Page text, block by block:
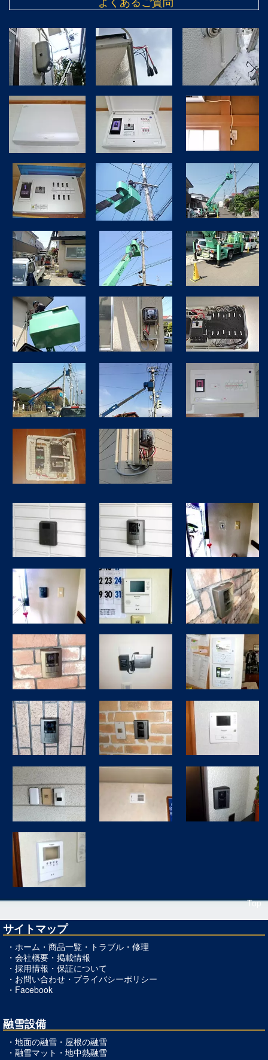
Top
サイトマップ
・ ホーム ・ 商品一覧 ・ トラブル・修理
・ 会社概要 ・ 掲載情報
・ 採用情報 ・ 保証について
・ お問い合わせ ・ プライバシーポリシー
・ Facebook
融雪設備
・ 地面の融雪 ・ 屋根の融雪
・ 融雪マット ・ 地中熱融雪